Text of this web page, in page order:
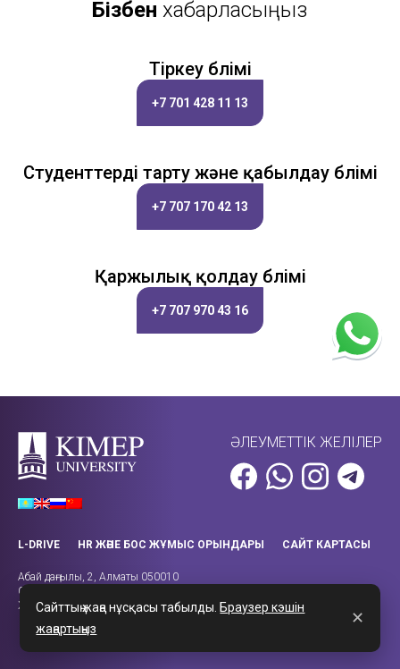
Сайттың жаңа нұсқасы табылды. Браузер кэшін
жаңартыңыз
✕
Бізбен хабарласыңыз
Тіркеу бөлімі
+7 701 428 11 13
Студенттерді тарту және қабылдау бөлімі
+7 707 170 42 13
Қаржылық қолдау бөлімі
+7 707 970 43 16
ӘЛЕУМЕТТІК ЖЕЛІЛЕР
L-DRIVE HR ЖӘНЕ БОС ЖҰМЫС ОРЫНДАРЫ САЙТ КАРТАСЫ
Абай даңғылы, 2, Алматы 050010
Call-орталығы: +7 (727) 270-43-14
Жұмыс уақыты: 08:00 – 18:00